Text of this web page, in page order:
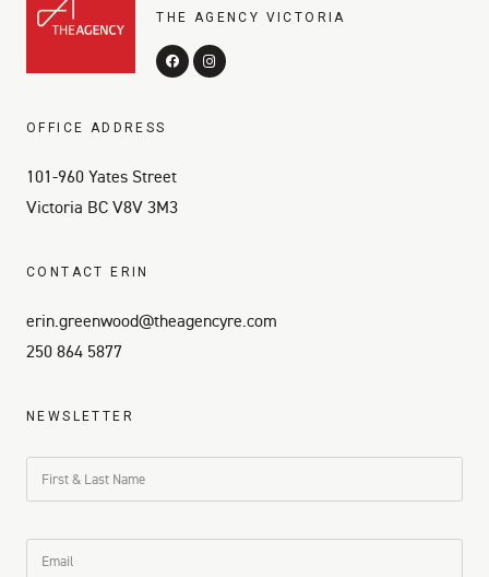
THE AGENCY VICTORIA
OFFICE ADDRESS
101-960 Yates Street
Victoria BC V8V 3M3
CONTACT ERIN
erin.greenwood@theagencyre.com
250 864 5877
NEWSLETTER